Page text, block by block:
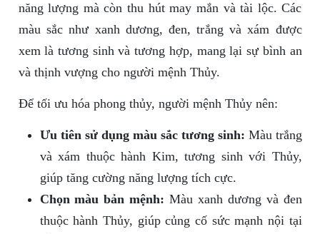
năng lượng mà còn thu hút may mắn và tài lộc. Các
màu sắc như xanh dương, đen, trắng và xám được
xem là tương sinh và tương hợp, mang lại sự bình an
và thịnh vượng cho người mệnh Thủy.
Để tối ưu hóa phong thủy, người mệnh Thủy nên:
Ưu tiên sử dụng màu sắc tương sinh: Màu trắng
và xám thuộc hành Kim, tương sinh với Thủy,
giúp tăng cường năng lượng tích cực.
Chọn màu bản mệnh: Màu xanh dương và đen
thuộc hành Thủy, giúp củng cố sức mạnh nội tại